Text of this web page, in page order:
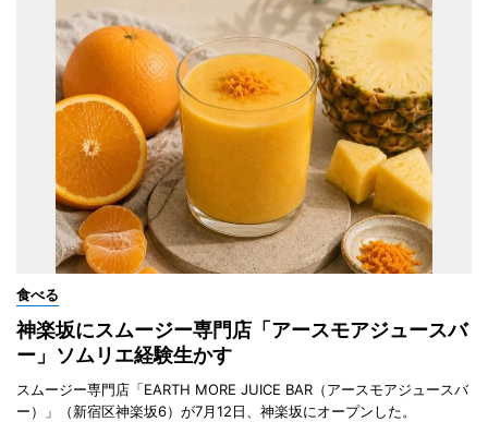
食べる
神楽坂にスムージー専門店「アースモアジュースバ
ー」ソムリエ経験生かす
スムージー専門店「EARTH MORE JUICE BAR（アースモアジュースバ
ー）」（新宿区神楽坂6）が7月12日、神楽坂にオープンした。